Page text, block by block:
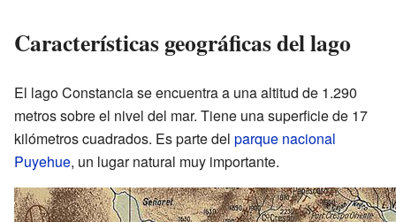
Características geográficas del lago
El lago Constancia se encuentra a una altitud de 1.290
metros sobre el nivel del mar. Tiene una superficie de 17
kilómetros cuadrados. Es parte del parque nacional
Puyehue, un lugar natural muy importante.